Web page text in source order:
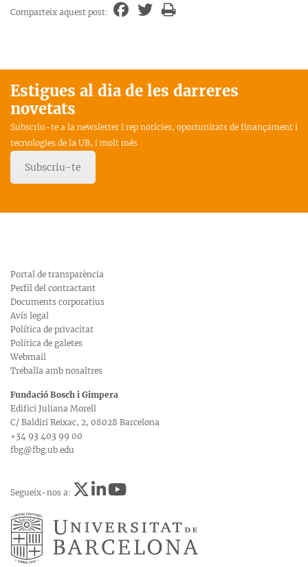
Comparteix aquest post:
Estigues al dia de les darreres
novetats
Subscriu-te a la newsletter i rep notícies, oportunitats de finançament i
tecnologies de la UB, i molt més
Subscriu-te
Portal de transparència
Perfil del contractant
Documents corporatius
Avís legal
Política de privacitat
Política de galetes
Webmail
Treballa amb nosaltres
Fundació Bosch i Gimpera
Edifici Juliana Morell
C/ Baldiri Reixac, 2, 08028 Barcelona
+34 93 403 99 00
fbg@fbg.ub.edu
Segueix-nos a: